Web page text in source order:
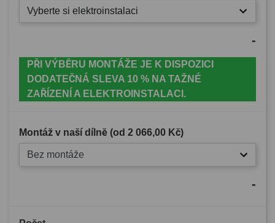
Vyberte si elektroinstalaci
-
PŘI VÝBĚRU MONTÁŽE JE K DISPOZICI
DODATEČNÁ SLEVA 10 % NA TAŽNÉ
ZAŘÍZENÍ A ELEKTROINSTALACI.
Montáž v naší dílně (od 2 066,00 Kč)
Bez montáže
-